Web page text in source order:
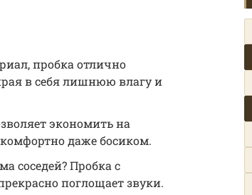
пробка отлично
в себя лишнюю влагу и
экономить на
даже босиком.
соседей? Пробка с
поглощает звуки.